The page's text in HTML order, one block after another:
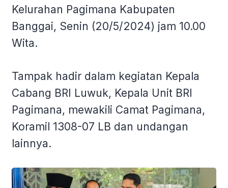
Kelurahan Pagimana Kabupaten
Banggai, Senin (20/5/2024) jam 10.00
Wita.
Tampak hadir dalam kegiatan Kepala
Cabang BRI Luwuk, Kepala Unit BRI
Pagimana, mewakili Camat Pagimana,
Koramil 1308-07 LB dan undangan
lainnya.